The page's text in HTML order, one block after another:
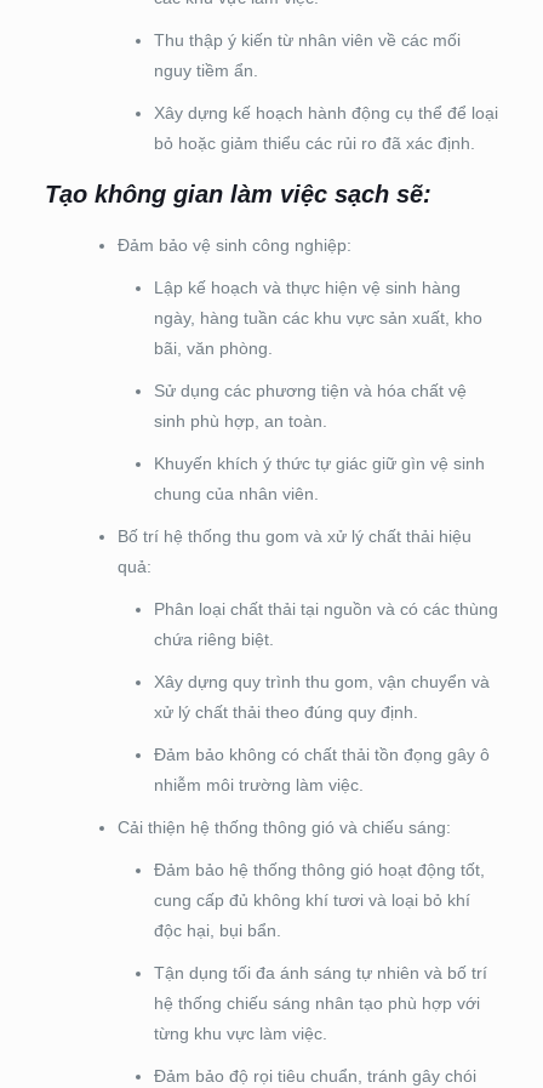
Thu thập ý kiến từ nhân viên về các mối
nguy tiềm ẩn.
Xây dựng kế hoạch hành động cụ thể để loại
bỏ hoặc giảm thiểu các rủi ro đã xác định.
Tạo không gian làm việc sạch sẽ:
Đảm bảo vệ sinh công nghiệp:
Lập kế hoạch và thực hiện vệ sinh hàng
ngày, hàng tuần các khu vực sản xuất, kho
bãi, văn phòng.
Sử dụng các phương tiện và hóa chất vệ
sinh phù hợp, an toàn.
Khuyến khích ý thức tự giác giữ gìn vệ sinh
chung của nhân viên.
Bố trí hệ thống thu gom và xử lý chất thải hiệu
quả:
Phân loại chất thải tại nguồn và có các thùng
chứa riêng biệt.
Xây dựng quy trình thu gom, vận chuyển và
xử lý chất thải theo đúng quy định.
Đảm bảo không có chất thải tồn đọng gây ô
nhiễm môi trường làm việc.
Cải thiện hệ thống thông gió và chiếu sáng:
Đảm bảo hệ thống thông gió hoạt động tốt,
cung cấp đủ không khí tươi và loại bỏ khí
độc hại, bụi bẩn.
Tận dụng tối đa ánh sáng tự nhiên và bố trí
hệ thống chiếu sáng nhân tạo phù hợp với
từng khu vực làm việc.
Đảm bảo độ rọi tiêu chuẩn, tránh gây chói